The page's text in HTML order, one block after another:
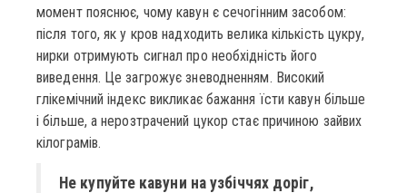
момент пояснює, чому кавун є сечогінним засобом:
після того, як у кров надходить велика кількість цукру,
нирки отримують сигнал про необхідність його
виведення. Це загрожує зневодненням. Високий
глікемічний індекс викликає бажання їсти кавун більше
і більше, а нерозтрачений цукор стає причиною зайвих
кілограмів.
Не купуйте кавуни на узбіччях доріг,